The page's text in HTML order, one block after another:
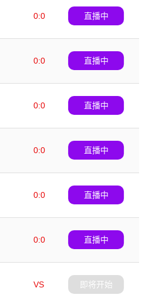
0:0
直播中
0:0
直播中
0:0
直播中
0:0
直播中
0:0
直播中
0:0
直播中
VS
即将开始